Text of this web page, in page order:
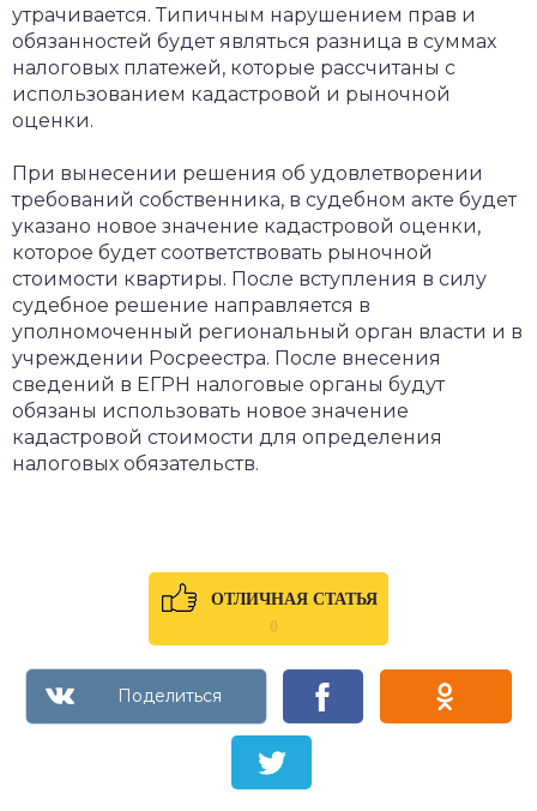
утрачивается. Типичным нарушением прав и
обязанностей будет являться разница в суммах
налоговых платежей, которые рассчитаны с
использованием кадастровой и рыночной
оценки.
При вынесении решения об удовлетворении
требований собственника, в судебном акте будет
указано новое значение кадастровой оценки,
которое будет соответствовать рыночной
стоимости квартиры. После вступления в силу
судебное решение направляется в
уполномоченный региональный орган власти и в
учреждении Росреестра. После внесения
сведений в ЕГРН налоговые органы будут
обязаны использовать новое значение
кадастровой стоимости для определения
налоговых обязательств.
ОТЛИЧНАЯ СТАТЬЯ
0